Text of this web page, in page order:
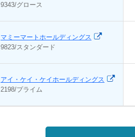
9343/グロース
マミーマートホールディングス
9823/スタンダード
アイ・ケイ・ケイホールディングス
2198/プライム